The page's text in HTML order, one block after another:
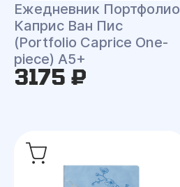
Ежедневник Портфолио
Каприс Ван Пис
(Portfolio Caprice One-
piece) A5+
3175 ₽